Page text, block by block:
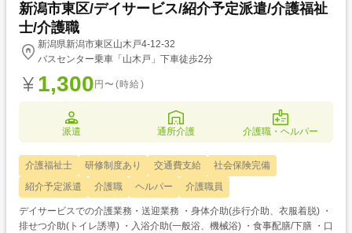
新潟市東区/デイサービス/紹介予定派遣/介護福祉
士/介護職
新潟県新潟市東区山木戸4-12-32
バスセンター乗車「山木戸」下車徒歩2分
1,300 円〜(時給)
派遣 通所介護 介護職・ヘルパー
介護福祉士 研修制度あり 交通費支給
社会保険完備
紹介予定派遣
介護職 ヘルパー 介護職員
デイサービスでの介護業務・送迎業務 ・身体介助(歩行介助、衣服着脱) ・
排せつ介助(トイレ誘導) ・入浴介助(一般浴、機械浴) ・食事配膳/下膳 ・口